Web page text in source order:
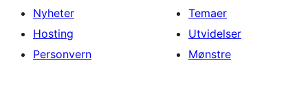
Nyheter
Hosting
Personvern
Temaer
Utvidelser
Mønstre